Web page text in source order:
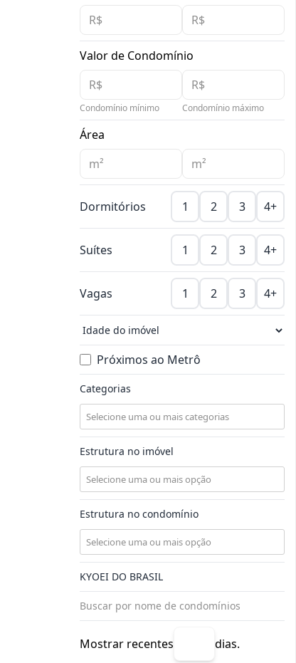
Valor de Condomínio
Condomínio mínimo Condomínio máximo
Área
Dormitórios 1 2 3 4+
Suítes 1 2 3 4+
Vagas 1 2 3 4+
Próximos ao Metrô
Categorias
Estrutura no imóvel
Estrutura no condomínio
Mostrar recentes dias.